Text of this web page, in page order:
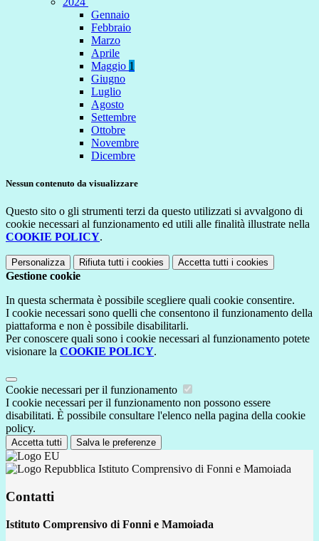
Gennaio
Febbraio
Marzo
Aprile
Maggio 1
Giugno
Luglio
Agosto
Settembre
Ottobre
Novembre
Dicembre
Nessun contenuto da visualizzare
Questo sito o gli strumenti terzi da questo utilizzati si avvalgono di
cookie necessari al funzionamento ed utili alle finalità illustrate nella
COOKIE POLICY.
Personalizza Rifiuta tutti i cookies Accetta tutti i cookies
Gestione cookie
In questa schermata è possibile scegliere quali cookie consentire.
I cookie necessari sono quelli che consentono il funzionamento della
piattaforma e non è possibile disabilitarli.
Per conoscere quali sono i cookie necessari al funzionamento potete
visionare la COOKIE POLICY.
Cookie necessari per il funzionamento
I cookie necessari per il funzionamento non possono essere
disabilitati. È possibile consultare l'elenco nella pagina della cookie
policy.
Accetta tutti Salva le preferenze
Istituto Comprensivo di Fonni e Mamoiada
Contatti
Istituto Comprensivo di Fonni e Mamoiada